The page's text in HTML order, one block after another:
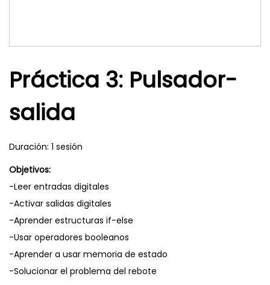
Práctica 3: Pulsador-
salida
Duración: 1 sesión
Objetivos:
-Leer entradas digitales
-Activar salidas digitales
-Aprender estructuras if-else
-Usar operadores booleanos
-Aprender a usar memoria de estado
-Solucionar el problema del rebote